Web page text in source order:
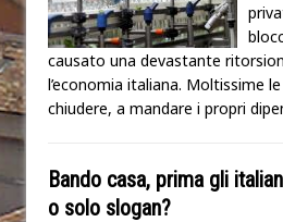
causato una devastante
l’economia italiana. Moltissime
chiudere, a mandare i propri
Bando casa, prima gli
o solo slogan?